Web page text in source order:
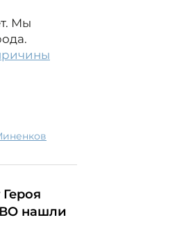
Мы
нашли